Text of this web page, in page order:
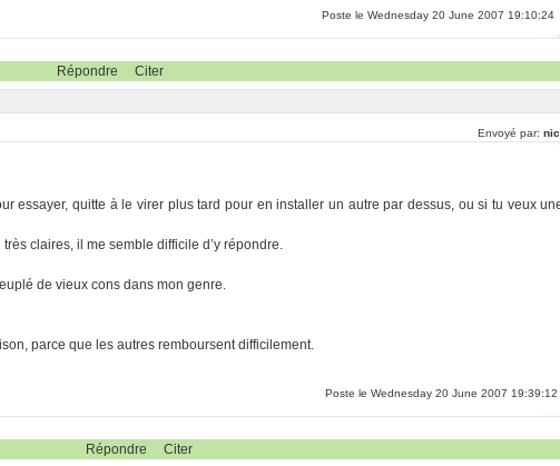
Poste le Wednesday 20 June 2007 19:10:24
Répondre Citer
Envoyé par:
essayer, quitte à le virer plus tard pour en installer un autre par dessus, ou si tu veux
claires, il me semble difficile d’y répondre.
de vieux cons dans mon genre.
parce que les autres remboursent difficilement.
Poste le Wednesday 20 June 2007 19:39:12
Répondre Citer